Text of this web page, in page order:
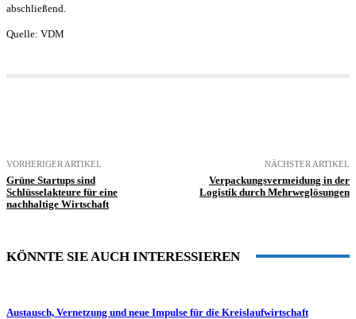
abschließend.
Quelle: VDM
VORHERIGER ARTIKEL
Grüne Startups sind
Schlüsselakteure für eine
nachhaltige Wirtschaft
NÄCHSTER ARTIKEL
Verpackungsvermeidung in der
Logistik durch Mehrweglösungen
KÖNNTE SIE AUCH INTERESSIEREN
Austausch, Vernetzung und neue Impulse für die Kreislaufwirtschaft